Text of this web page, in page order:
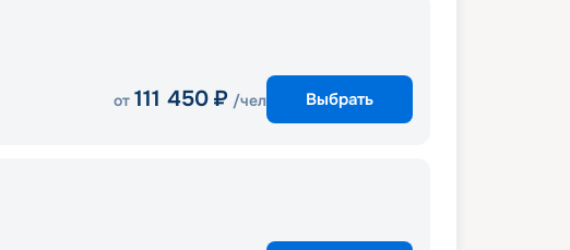
от 111 450 ₽ /чел Выбрать